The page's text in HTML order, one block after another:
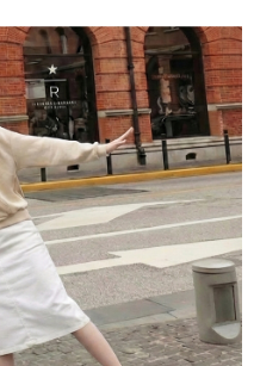
。
後，將跳轉至「AFTEE先享後付」
即可完成結帳。
簡訊。
簡訊中的連結，可透過四大超商／
方視為交易完成。
，但若您需要取消訂單，請聯絡
仍視為有效，需透過AFTEE先享
之結帳頁面顯示為準，若有關於
疑問，請聯繫「AFTEE先享後付
support/home
費
費
費
費